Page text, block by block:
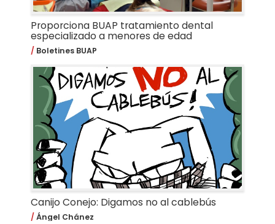
Proporciona BUAP tratamiento dental
especializado a menores de edad
Boletines BUAP
Canijo Conejo: Digamos no al cablebús
Ángel Chánez